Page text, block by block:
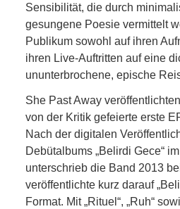
Sensibilität, die durch
gesungene Poesie vermittelt
Publikum sowohl auf ihren
ihren Live-Auftritten auf eine
ununterbrochene, epische
She Past Away
von der Kritik gefeierte erste
Nach der digitalen
Debütalbums „Belirdi Gece“
unterschrieb die Band 2013
veröffentlichte kurz darauf
Format. Mit „Rituel“, „Ruh“